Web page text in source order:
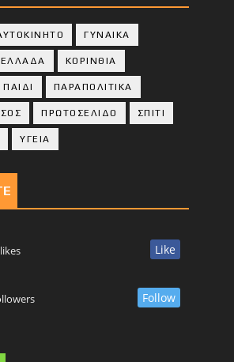
ΓΥΝΑΙΚΑ
ΕΛΛΑΔΑ ΚΟΡΙΝΘΙΑ
ΠΑΙΔΙ ΠΑΡΑΠΟΛΙΤΙΚΑ
ΠΡΩΤΟΣΕΛΙΔΟ ΣΠΙΤΙ
ΥΓΕΙΑ
likes Like
Follow